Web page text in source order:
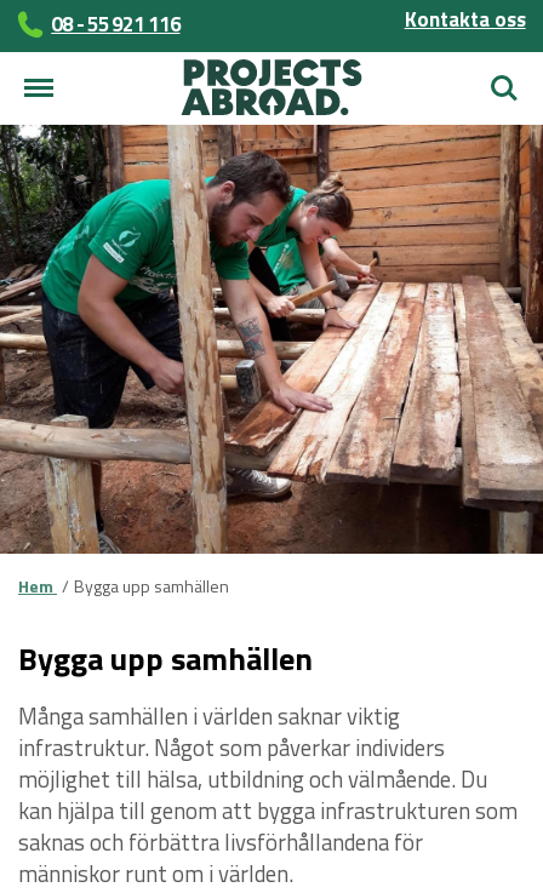
08 - 55 921 116 Kontakta oss
Sök
Hem Bygga upp samhällen
Bygga upp samhällen
Många samhällen i världen saknar viktig
infrastruktur. Något som påverkar individers
möjlighet till hälsa, utbildning och välmående. Du
kan hjälpa till genom att bygga infrastrukturen som
saknas och förbättra livsförhållandena för
människor runt om i världen.